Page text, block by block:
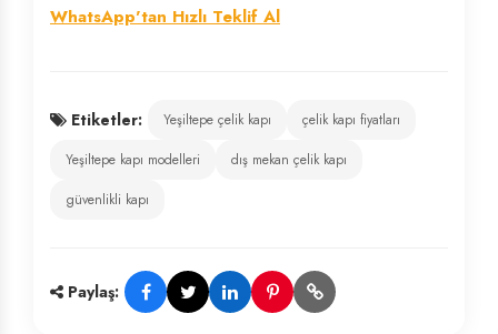
WhatsApp'tan Hızlı Teklif Al
Etiketler: Yeşiltepe çelik kapı
çelik kapı fiyatları
Yeşiltepe kapı modelleri
dış mekan çelik kapı
güvenlikli kapı
Paylaş: